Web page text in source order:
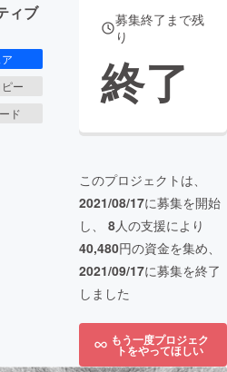
ィブ
ー
ド
募集終了まで残
り
終了
このプロジェクトは、
2021/08/17に募集を開始
し、 8人の支援により
40,480円の資金を集め、
2021/09/17に募集を終了
しました
もう一度プロジェク
トをやってほしい